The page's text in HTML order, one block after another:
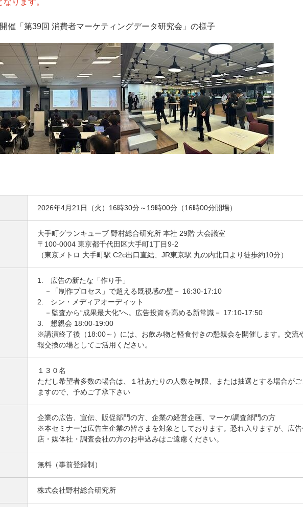
ります。
催「第39回 消費者マーケティングデータ研究会」の様子
2026年4月21日（火）16時30分～19時00分（16時00分開場）
大手町グランキューブ 野村総合研究所 本社 29階 大会議室
〒100-0004 東京都千代田区大手町1丁目9-2
（東京メトロ 大手町駅 C2c出口直結、JR東京駅 丸の内北口より徒歩約10分）
1. 広告の新たな「作り手」
－「制作プロセス」で超える既視感の壁－ 16:30-17:10
2. シン・メディアオーディット
－監査から“成果最大化”へ。広告投資を高める新常識－ 17:10-17:50
3. 懇親会 18:00-19:00
※講演終了後（18:00～）には、お飲み物と軽食付きの懇親会を開催します。交流
報交換の場としてご活用ください。
１３０名
ただし希望者多数の場合は、１社あたりの人数を制限、または抽選とする場合が
ますので、予めご了承下さい
企業の広告、宣伝、販促部門の方、企業の経営企画、マーケ/調査部門の方
※本セミナーは広告主企業の皆さまを対象としております。恐れ入りますが、広告
店・媒体社・調査会社の方のお申込みはご遠慮ください。
無料（事前登録制）
株式会社野村総合研究所